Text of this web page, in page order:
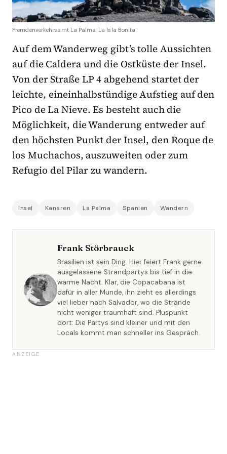
Fremdenverkehrsamt La Palma, La Isla Bonita
Auf dem Wanderweg gibt’s tolle Aussichten
auf die Caldera und die Ostküste der Insel.
Von der Straße LP 4 abgehend startet der
leichte, eineinhalbstündige Aufstieg auf den
Pico de La Nieve. Es besteht auch die
Möglichkeit, die Wanderung entweder auf
den höchsten Punkt der Insel, den Roque de
los Muchachos, auszuweiten oder zum
Refugio del Pilar zu wandern.
Insel Kanaren La Palma Spanien Wandern
Frank Störbrauck
Brasilien ist sein Ding. Hier feiert Frank gerne
ausgelassene Strandpartys bis tief in die
warme Nacht. Klar, die Copacabana ist
dafür in aller Munde, ihn zieht es allerdings
viel lieber nach Salvador, wo die Strände
nicht weniger traumhaft sind. Pluspunkt
dort: Die Partys sind kleiner und mit den
Locals kommt man schneller ins Gespräch.
ANZEIGE